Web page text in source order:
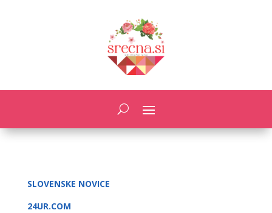
SLOVENSKE NOVICE
24UR.COM